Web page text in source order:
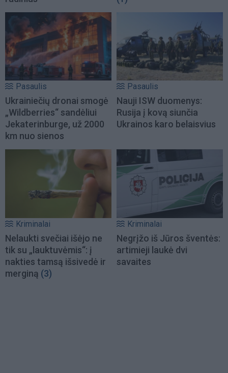
Pasaulis
Ukrainiečių dronai smogė
„Wildberries“ sandėliui
Jekaterinburge, už 2000
km nuo sienos
Pasaulis
Nauji ISW duomenys:
Rusija į kovą siunčia
Ukrainos karo belaisvius
Kriminalai
Nelaukti svečiai išėjo ne
tik su „lauktuvėmis“: į
nakties tamsą išsivedė ir
merginą (3)
Kriminalai
Negrįžo iš Jūros šventės:
artimieji laukė dvi
savaites